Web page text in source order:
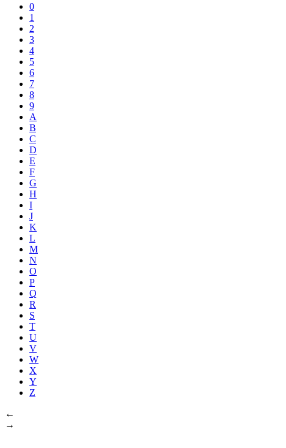
0
1
2
3
4
5
6
7
8
9
A
B
C
D
E
F
G
H
I
J
K
L
M
N
O
P
Q
R
S
T
U
V
W
X
Y
Z
←
→